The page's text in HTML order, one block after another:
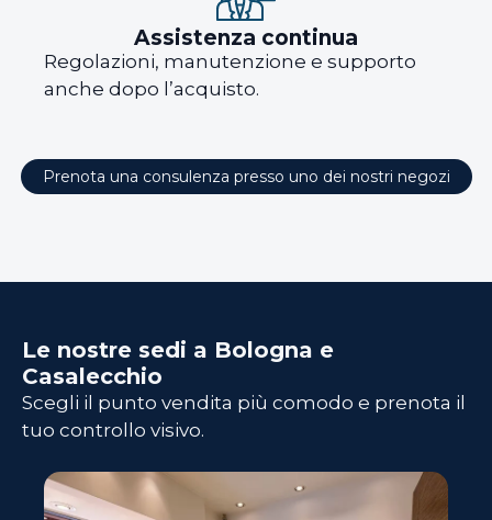
Assistenza continua
Regolazioni, manutenzione e supporto
anche dopo l’acquisto.
Prenota una consulenza presso uno dei nostri negozi
Le nostre sedi a Bologna e
Casalecchio
Scegli il punto vendita più comodo e prenota il
tuo controllo visivo.